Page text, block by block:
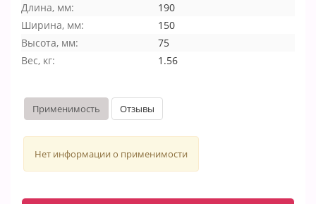
Длина, мм:
190
Ширина, мм:
150
Высота, мм:
75
Вес, кг:
1.56
Применимость Отзывы
Нет информации о применимости